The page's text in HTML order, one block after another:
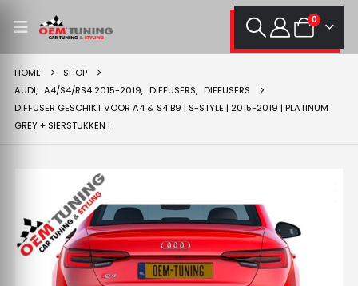
0
HOME
SHOP
AUDI, A4/S4/RS4 2015-2019, DIFFUSERS, DIFFUSERS
DIFFUSER GESCHIKT VOOR A4 & S4 B9 | S-STYLE | 2015-2019 | PLATINUM
GREY + SIERSTUKKEN |